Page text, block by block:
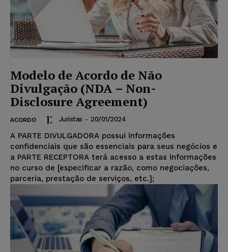
Modelo de Acordo de Não
Divulgação (NDA – Non-
Disclosure Agreement)
ACORDO Juristas - 20/01/2024
A PARTE DIVULGADORA possui informações
confidenciais que são essenciais para seus negócios e
a PARTE RECEPTORA terá acesso a estas informações
no curso de [especificar a razão, como negociações,
parceria, prestação de serviços, etc.];